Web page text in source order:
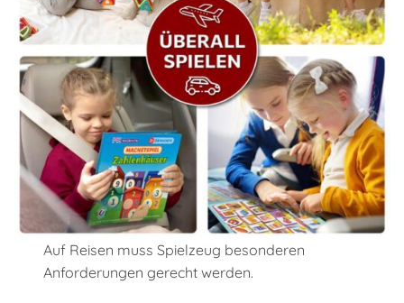
Auf Reisen muss Spielzeug besonderen
Anforderungen gerecht werden.